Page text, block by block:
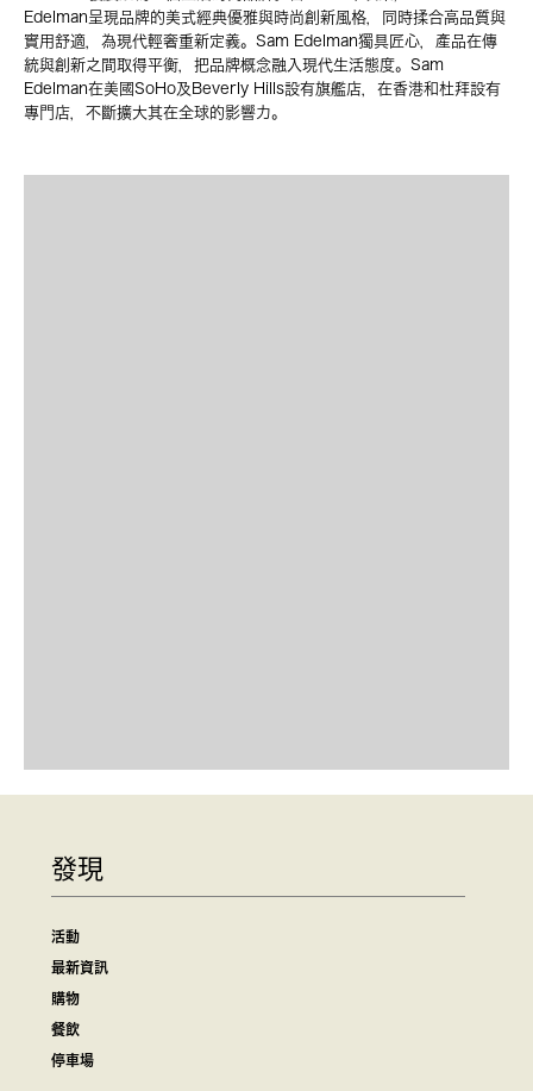
Edelman呈現品牌的美式經典優雅與時尚創新風格，同時揉合高品質與
實用舒適，為現代輕奢重新定義。Sam Edelman獨具匠心，產品在傳
統與創新之間取得平衡，把品牌概念融入現代生活態度。Sam
Edelman在美國SoHo及Beverly Hills設有旗艦店，在香港和杜拜設有
專門店，不斷擴大其在全球的影響力。
發現
活動
最新資訊
購物
餐飲
停車場